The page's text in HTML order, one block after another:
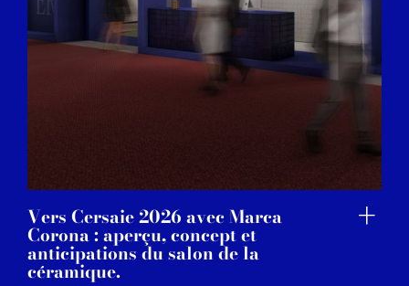
Vers Cersaie 2026 avec Marca
Corona : aperçu, concept et
anticipations du salon de la
céramique.